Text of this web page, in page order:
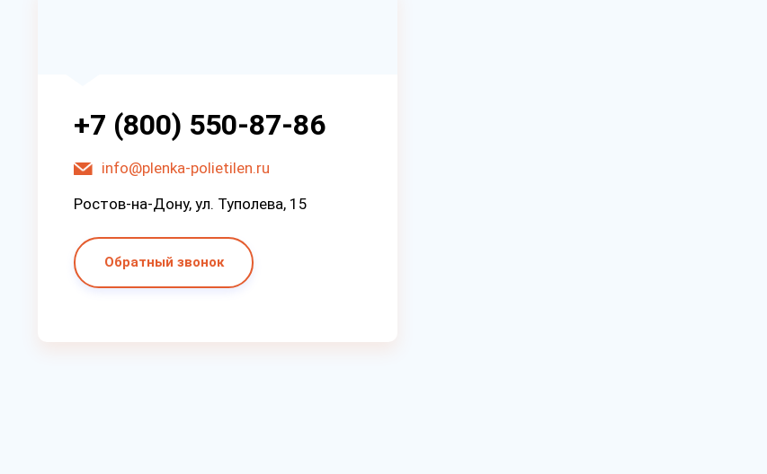
+7 (800) 550-87-86
info@plenka-polietilen.ru
Ростов-на-Дону, ул. Туполева, 15
Обратный звонок